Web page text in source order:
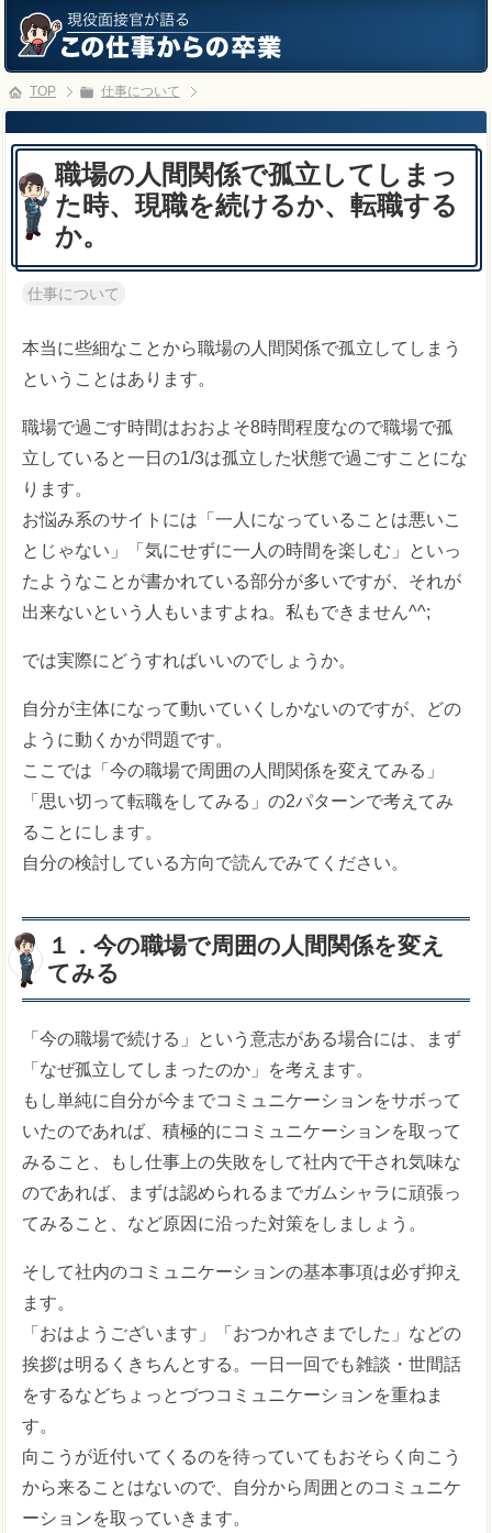
TOP 仕事について
職場の人間関係で孤立してしまっ
た時、現職を続けるか、転職する
か。
仕事について
本当に些細なことから職場の人間関係で孤立してしまう
ということはあります。
職場で過ごす時間はおおよそ8時間程度なので職場で孤
立していると一日の1/3は孤立した状態で過ごすことにな
ります。
お悩み系のサイトには「一人になっていることは悪いこ
とじゃない」「気にせずに一人の時間を楽しむ」といっ
たようなことが書かれている部分が多いですが、それが
出来ないという人もいますよね。私もできません^^;
では実際にどうすればいいのでしょうか。
自分が主体になって動いていくしかないのですが、どの
ように動くかが問題です。
ここでは「今の職場で周囲の人間関係を変えてみる」
「思い切って転職をしてみる」の2パターンで考えてみ
ることにします。
自分の検討している方向で読んでみてください。
１．今の職場で周囲の人間関係を変え
てみる
「今の職場で続ける」という意志がある場合には、まず
「なぜ孤立してしまったのか」を考えます。
もし単純に自分が今までコミュニケーションをサボって
いたのであれば、積極的にコミュニケーションを取って
みること、もし仕事上の失敗をして社内で干され気味な
のであれば、まずは認められるまでガムシャラに頑張っ
てみること、など原因に沿った対策をしましょう。
そして社内のコミュニケーションの基本事項は必ず抑え
ます。
「おはようございます」「おつかれさまでした」などの
挨拶は明るくきちんとする。一日一回でも雑談・世間話
をするなどちょっとづつコミュニケーションを重ねま
す。
向こうが近付いてくるのを待っていてもおそらく向こう
から来ることはないので、自分から周囲とのコミュニケ
ーションを取っていきます。